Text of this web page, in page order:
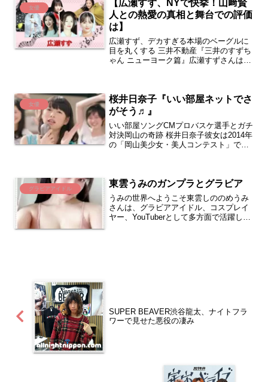
を集め...
女優
【広瀬すず、NYで快挙！山﨑賢
人との熱愛の真相と舞台での評価
は】
広瀬すず、デカすぎる本場のベーグルに
目を丸くする 三井不動産『三井のすずち
ゃん ニューヨーク篇』広瀬すずさんは、
上、常に新...
女優
桜井日奈子『いい部屋ネットでさ
がそう♬』
いい部屋ソングCMプロバスケ選手とガチ
対決岡山の奇跡 桜井日奈子彼女は2014年
の「岡山美少女・美人コンテスト」でグ
CMモ...
グラビアアイドル 東雲うみのガンプラとグラビア
うみの世界へようこそ東雲しののめうみ
さんは、グラビアアイドル、コスプレイ
ヤー、YouTuberとして多方面で活躍して
SUPER BEAVER渋谷龍太、ナイトフラ
ワーで見せた悪役の凄み